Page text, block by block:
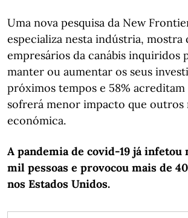
Uma nova pesquisa da New
especializa nesta indústria, mostra
empresários da canábis inquiridos
manter ou aumentar os seus
próximos tempos e 58%
sofrerá menor impacto que outros
económica.
A pandemia de covid-19 já infetou
mil pessoas e provocou mais de
nos Estados Unidos.